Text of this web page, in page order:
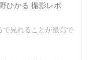
ひかる 撮影レポ
で見れることが最高で